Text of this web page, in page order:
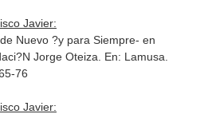
Javier:
Nuevo ?y para Siempre- en
Jorge Oteiza. En: Lamusa
76
Javier: